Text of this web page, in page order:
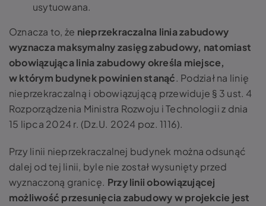
usytuowana.
Oznacza to, że nieprzekraczalna linia zabudowy
wyznacza maksymalny zasięg zabudowy, natomiast
obowiązująca linia zabudowy określa miejsce,
w którym budynek powinien stanąć. Podział na linię
nieprzekraczalną i obowiązującą przewiduje § 3 ust. 4
Rozporządzenia Ministra Rozwoju i Technologii z dnia
15 lipca 2024 r. (Dz.U. 2024 poz. 1116).
Przy linii nieprzekraczalnej budynek można odsunąć
dalej od tej linii, byle nie został wysunięty przed
wyznaczoną granicę. Przy linii obowiązującej
możliwość przesunięcia zabudowy w projekcie jest